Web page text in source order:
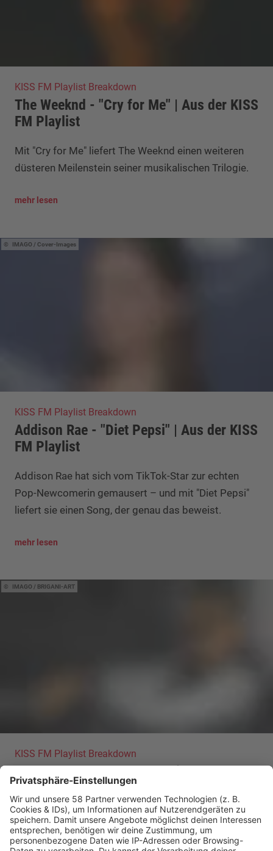
KISS FM Playlist Breakdown
The Weeknd - "Cry for Me" | Aus der KISS
FM Playlist
Mit "Cry for Me" liefert The Weeknd einen weiteren
düsteren Meilenstein seiner musikalischen Trilogie.
mehr lesen
IMAGO / Cover-Images
KISS FM Playlist Breakdown
Addison Rae - "Diet Pepsi" | Aus der KISS
FM Playlist
Addison Rae hat sich vom TikTok-Star zur echten
Pop-Newcomerin gemausert – und mit "Diet Pepsi"
liefert sie einen Song, der genau das beweist.
mehr lesen
IMAGO / BRIGANI-ART
KISS FM Playlist Breakdown
KISS FM Playlist
Mit "She Doesn't Mind" hat Sean Paul 2011 einen der
größten Club-Banger seiner Karriere abgeliefert – ein